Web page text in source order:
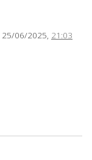
25/06/2025, 21:03